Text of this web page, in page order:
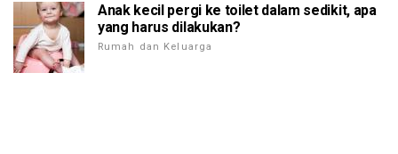
Anak kecil pergi ke toilet dalam sedikit, apa
yang harus dilakukan?
Rumah dan Keluarga